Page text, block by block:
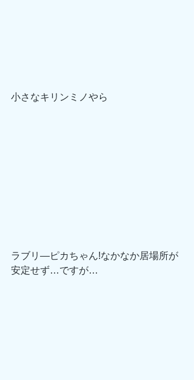
小さなキリンミノやら
ラブリ―ピカちゃん!なかなか居場所が
安定せず…ですが…